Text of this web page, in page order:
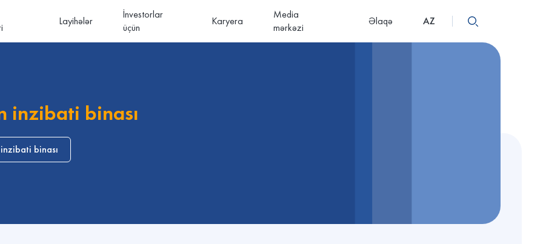
Layihələr
İnvestorlar
üçün
Karyera
Media
mərkəzi
Əlaqə AZ
inzibati binası
binası